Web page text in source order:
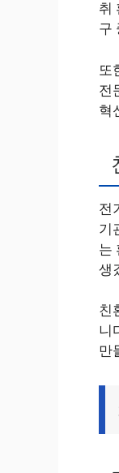
취
구
또
전
혁
전
기
는
생
친
니
만